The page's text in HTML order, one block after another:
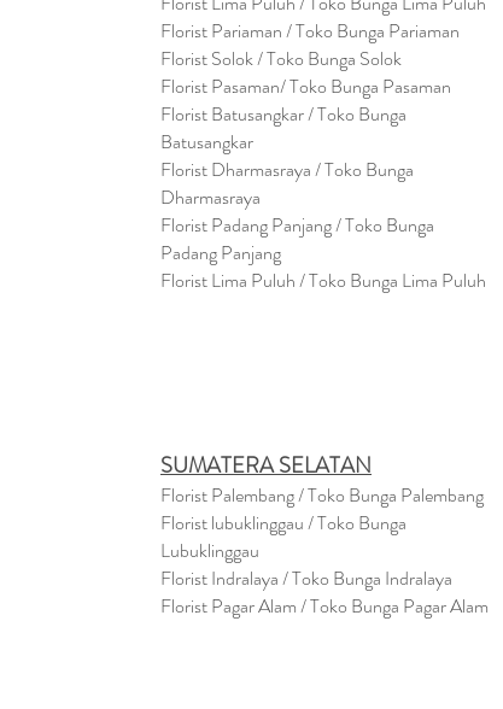
Florist Pariaman / Toko Bunga Pariaman
Florist Solok / Toko Bunga Solok
Florist Pasaman/ Toko Bunga Pasaman
Florist Batusangkar / Toko Bunga
Batusangkar
Florist Dharmasraya / Toko Bunga
Dharmasraya
Florist Padang Panjang / Toko Bunga
Padang Panjang
Florist Lima Puluh / Toko Bunga Lima Puluh
SUMATERA SELATAN
Florist Palembang / Toko Bunga Palembang
Florist lubuklinggau / Toko Bunga
Lubuklinggau
Florist Indralaya / Toko Bunga Indralaya
Florist Pagar Alam / Toko Bunga Pagar Alam